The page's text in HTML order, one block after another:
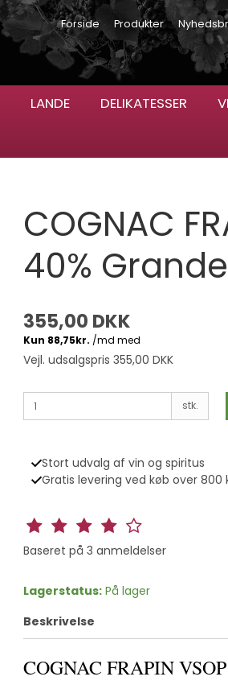
Forside Produkter
LANDE DELIKATESSER
COGNAC
40%
355,00 DKK
Vejl. udsalgspris 355,00 DKK
stk.
Stort udvalg af vin og spiritus
Gratis levering ved køb over 800
Baseret på 3 anmeldelser
Lagerstatus: På lager
Beskrivelse
COGNAC FRAPIN